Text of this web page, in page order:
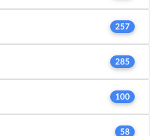
257
285
100
58